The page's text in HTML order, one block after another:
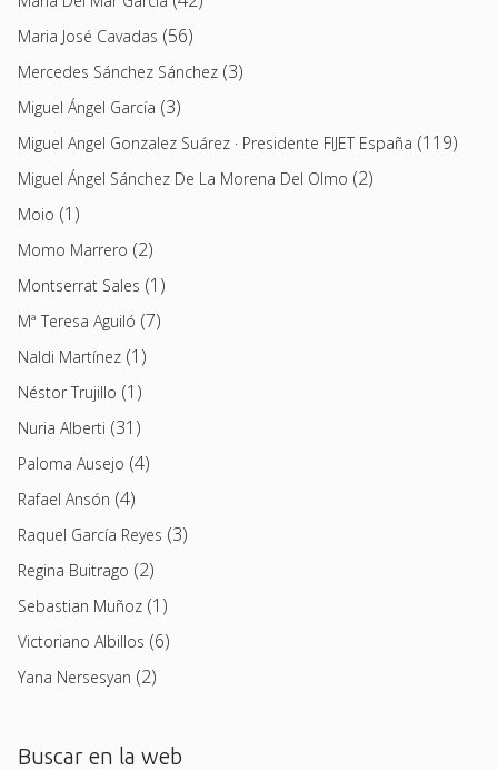
Maria José Cavadas (56)
Mercedes Sánchez Sánchez (3)
Miguel Ángel García (3)
Miguel Angel Gonzalez Suárez · Presidente FIJET España (119)
Miguel Ángel Sánchez De La Morena Del Olmo (2)
Moio (1)
Momo Marrero (2)
Montserrat Sales (1)
Mª Teresa Aguiló (7)
Naldi Martínez (1)
Néstor Trujillo (1)
Nuria Alberti (31)
Paloma Ausejo (4)
Rafael Ansón (4)
Raquel García Reyes (3)
Regina Buitrago (2)
Sebastian Muñoz (1)
Victoriano Albillos (6)
Yana Nersesyan (2)
Buscar en la web